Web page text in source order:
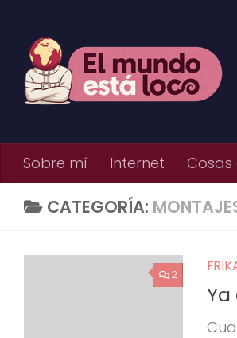
Sobre mí Internet Cosas
CATEGORÍA:
2
Ya